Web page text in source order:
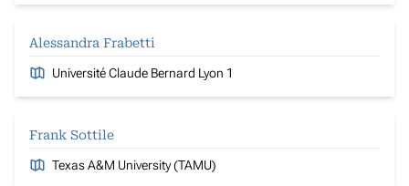
Alessandra Frabetti
Université Claude Bernard Lyon 1
Frank Sottile
Texas A&M University (TAMU)